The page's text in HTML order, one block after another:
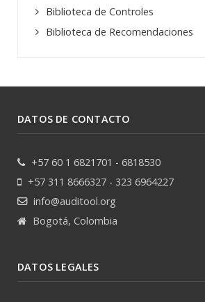
Biblioteca de Controles
Biblioteca de Recomendaciones
DATOS DE CONTACTO
+57 60 1 6821701 - 6818530
+57 311 8666327 - 323 6964227
info@auditool.org
Bogotá, Colombia
DATOS LEGALES